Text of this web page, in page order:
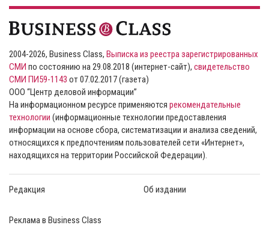
2004-2026, Business Class, Выписка из реестра зарегистрированных
СМИ по состоянию на 29.08.2018 (интернет-сайт), свидетельство
СМИ ПИ59-1143 от 07.02.2017 (газета)
ООО “Центр деловой информации”
На информационном ресурсе применяются рекомендательные
технологии (информационные технологии предоставления
информации на основе сбора, систематизации и анализа сведений,
относящихся к предпочтениям пользователей сети «Интернет»,
находящихся на территории Российской Федерации).
Редакция Об издании
Реклама в Business Class